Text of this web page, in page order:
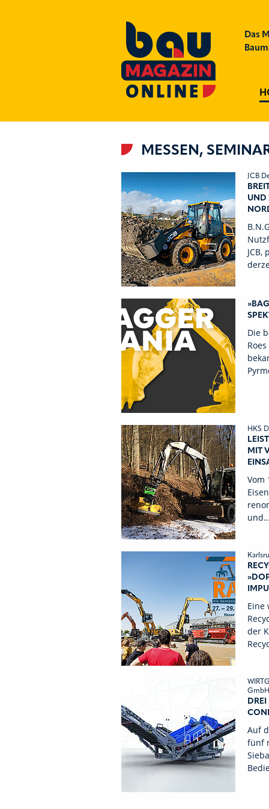
Das
MESSEN,
JCB
UND
Die
HKS
MIT
Vom
und…
Eine
der
Auf
fünf